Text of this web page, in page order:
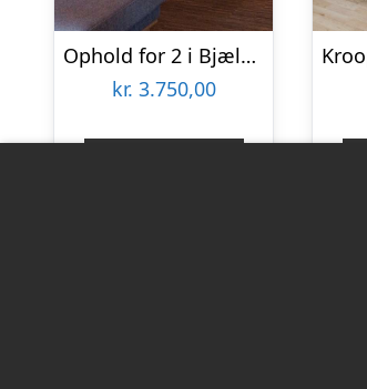
Ophold for 2 i Bjælkesuite hos Ribehøj
kr. 3.750,00